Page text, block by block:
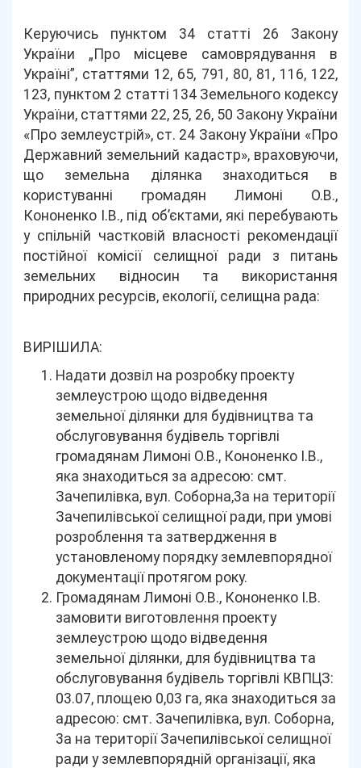
Керуючись пунктом 34 статті 26 Закону
України „Про місцеве самоврядування в
Україні”, статтями 12, 65, 791, 80, 81, 116, 122,
123, пунктом 2 статті 134 Земельного кодексу
України, статтями 22, 25, 26, 50 Закону України
«Про землеустрій», ст. 24 Закону України «Про
Державний земельний кадастр», враховуючи,
що земельна ділянка знаходиться в
користуванні громадян Лимоні О.В.,
Кононенко І.В., під об’єктами, які перебувають
у спільній частковій власності рекомендації
постійної комісії селищної ради з питань
земельних відносин та використання
природних ресурсів, екології, селищна рада:
ВИРІШИЛА:
Надати дозвіл на розробку проекту
землеустрою щодо відведення
земельної ділянки для будівництва та
обслуговування будівель торгівлі
громадянам Лимоні О.В., Кононенко І.В.,
яка знаходиться за адресою: смт.
Зачепилівка, вул. Соборна,3а на території
Зачепилівської селищної ради, при умові
розроблення та затвердження в
установленому порядку землевпорядної
документації протягом року.
Громадянам Лимоні О.В., Кононенко І.В.
замовити виготовлення проекту
землеустрою щодо відведення
земельної ділянки, для будівництва та
обслуговування будівель торгівлі КВПЦЗ:
03.07, площею 0,03 га, яка знаходиться за
адресою: смт. Зачепилівка, вул. Соборна,
3а на території Зачепилівської селищної
ради у землевпорядній організації, яка